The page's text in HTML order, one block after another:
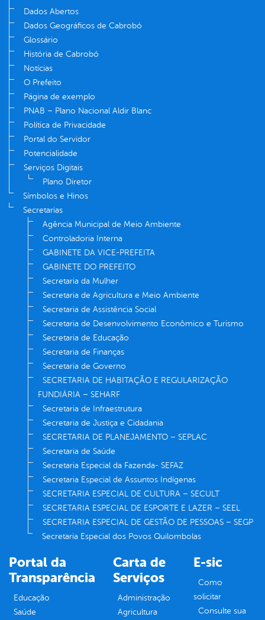
Dados Abertos
Dados Geográficos de Cabrobó
Glossário
História de Cabrobó
Notícias
O Prefeito
Página de exemplo
PNAB – Plano Nacional Aldir Blanc
Política de Privacidade
Portal do Servidor
Potencialidade
Serviços Digitais
Plano Diretor
Símbolos e Hinos
Secretarias
Agência Municipal de Meio Ambiente
Controladoria Interna
GABINETE DA VICE-PREFEITA
GABINETE DO PREFEITO
Secretaria da Mulher
Secretaria de Agricultura e Meio Ambiente
Secretaria de Assistência Social
Secretaria de Desenvolvimento Econômico e Turismo
Secretaria de Educação
Secretaria de Finanças
Secretaria de Governo
SECRETARIA DE HABITAÇÃO E REGULARIZAÇÃO
FUNDIÁRIA – SEHARF
Secretaria de Infraestrutura
Secretaria de Justiça e Cidadania
SECRETARIA DE PLANEJAMENTO – SEPLAC
Secretaria de Saúde
Secretaria Especial da Fazenda- SEFAZ
Secretaria Especial de Assuntos Indígenas
SECRETARIA ESPECIAL DE CULTURA – SECULT
SECRETARIA ESPECIAL DE ESPORTE E LAZER – SEEL
SECRETARIA ESPECIAL DE GESTÃO DE PESSOAS – SEGP
Secretaria Especial dos Povos Quilombolas
Portal da
Transparência
Educação
Saúde
Carta de
Serviços
Administração
Agricultura
E-sic
Como
solicitar
Consulte sua